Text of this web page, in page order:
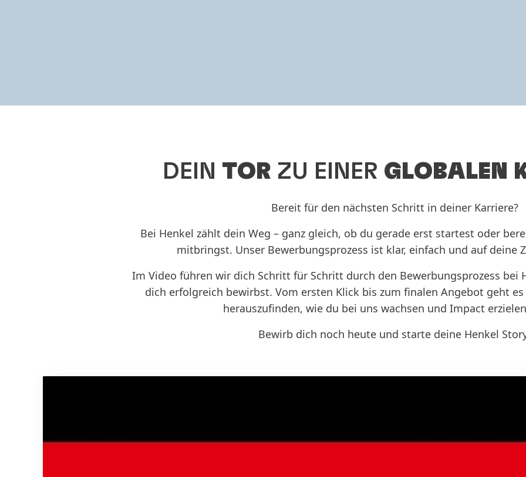
DEIN TOR ZU EINER GLOBALEN
Bereit für den nächsten Schritt in deiner Karriere?
Bei Henkel zählt dein Weg – ganz gleich, ob du gerade erst startest oder
mitbringst. Unser Bewerbungsprozess ist klar, einfach und auf deine
Im Video führen wir dich Schritt für Schritt durch den Bewerbungsprozess bei
dich erfolgreich bewirbst. Vom ersten Klick bis zum finalen Angebot geht
herauszufinden, wie du bei uns wachsen und Impact
Bewirb dich noch heute und starte deine Henkel